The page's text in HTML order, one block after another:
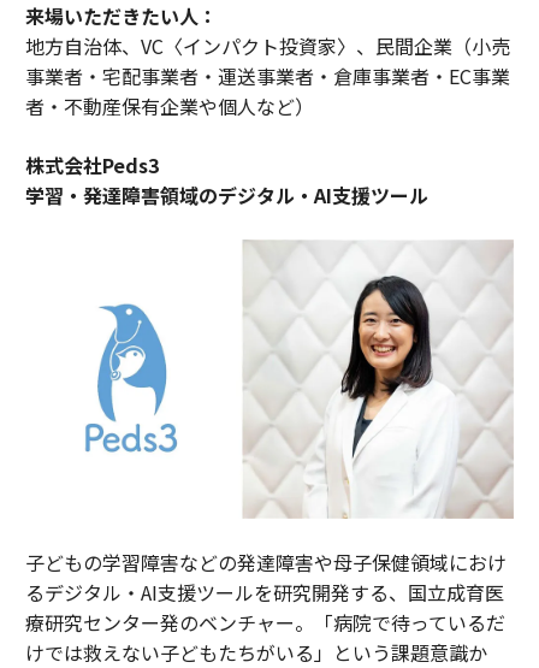
来場いただきたい人：
地方自治体、VC〈インパクト投資家〉、民間企業（小売
事業者・宅配事業者・運送事業者・倉庫事業者・EC事業
者・不動産保有企業や個人など）
株式会社Peds3
学習・発達障害領域のデジタル・AI支援ツール
子どもの学習障害などの発達障害や母子保健領域におけ
るデジタル・AI支援ツールを研究開発する、国立成育医
療研究センター発のベンチャー。「病院で待っているだ
けでは救えない子どもたちがいる」という課題意識か